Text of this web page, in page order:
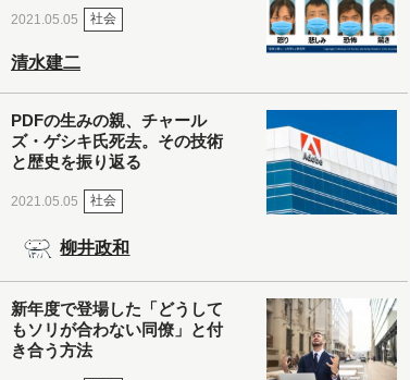
2021.05.05 社会
清水建二
PDFの生みの親、チャール
ズ・ゲシキ氏死去。その技術
と歴史を振り返る
2021.05.05 社会
柳井政和
新年度で登場した「どうして
もソリが合わない同僚」と付
き合う方法